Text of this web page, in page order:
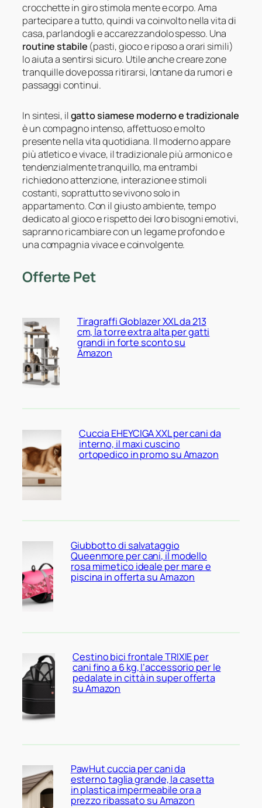
crocchette in giro stimola mente e corpo. Ama
partecipare a tutto, quindi va coinvolto nella vita di
casa, parlandogli e accarezzandolo spesso. Una
routine stabile (pasti, gioco e riposo a orari simili)
lo aiuta a sentirsi sicuro. Utile anche creare zone
tranquille dove possa ritirarsi, lontane da rumori e
passaggi continui.
In sintesi, ilgatto siamese moderno e tradizionale
è un compagno intenso, affettuoso e molto
presente nella vita quotidiana. Il moderno appare
più atletico e vivace, il tradizionale più armonico e
tendenzialmente tranquillo, ma entrambi
richiedono attenzione, interazione e stimoli
costanti, soprattutto se vivono solo in
appartamento. Con il giusto ambiente, tempo
dedicato al gioco e rispetto dei loro bisogni emotivi,
sapranno ricambiare con un legame profondo e
una compagnia vivace e coinvolgente.
Offerte Pet
Tiragraffi Globlazer XXL da 213
cm, la torre extra alta per gatti
grandi in forte sconto su
Amazon
Cuccia EHEYCIGA XXL per cani da
interno, il maxi cuscino
ortopedico in promo su Amazon
Giubbotto di salvataggio
Queenmore per cani, il modello
rosa mimetico ideale per mare e
piscina in offerta su Amazon
Cestino bici frontale TRIXIE per
cani fino a 6 kg, l’accessorio per le
pedalate in città in super offerta
su Amazon
PawHut cuccia per cani da
esterno taglia grande, la casetta
in plastica impermeabile ora a
prezzo ribassato su Amazon